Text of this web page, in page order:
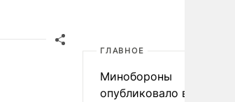
ГЛАВНОЕ
Минобороны
опубликовало видео